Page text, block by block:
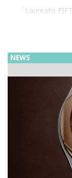
「Laureato
リー（高級機
NEWS